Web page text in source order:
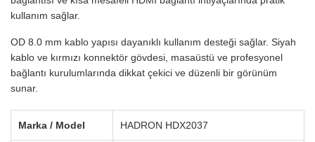
kullanım sağlar.
OD 8.0 mm kablo yapısı dayanıklı kullanım desteği sağlar. Siyah
kablo ve kırmızı konnektör gövdesi, masaüstü ve profesyonel
bağlantı kurulumlarında dikkat çekici ve düzenli bir görünüm
sunar.
Marka / Model HADRON HDX2037